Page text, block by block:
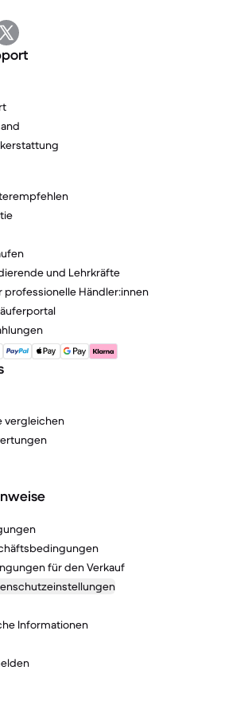
und Lehrkräfte
professionelle Händler:innen
vergleichen
für den Verkauf
Informationen